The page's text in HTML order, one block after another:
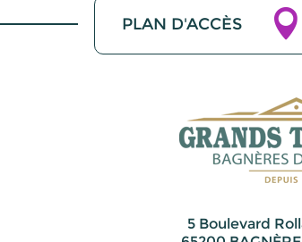
PLAN D'ACCÈS
5 Boulevard